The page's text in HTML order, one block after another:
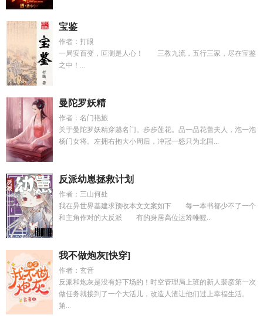
宝鉴
作者：打眼
一局安百变，叵测是人心！ 三教九流，五行三家，尽在宝鉴
之中！...
曼陀罗妖精
作者：名门艳旅
关于曼陀罗妖精穿越名门。步步莲花。品一品花蕾夫人，泡一泡
杨门女将。左拥右抱大小周后，冲冠一怒只为北国...
反派幼崽拯救计划
作者：三山何处
我在异世界基建求预收本文文案如下 每一本书都少不了一个
和主角作对的大反派 有的身居高位运筹帷幄...
我不做炮灰[快穿]
作者：玄音
反派和炮灰是没有好下场的！时空管理局上班的新人裴彦第一次
做任务就接到了一个大活儿，改造人渣让他们过上幸福生活。
第...